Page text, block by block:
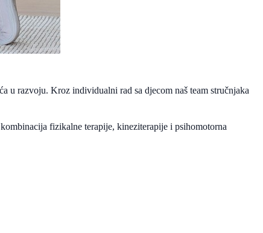
u razvoju. Kroz individualni rad sa djecom naš team stručnjaka
fizikalne terapije, kineziterapije i psihomotorna